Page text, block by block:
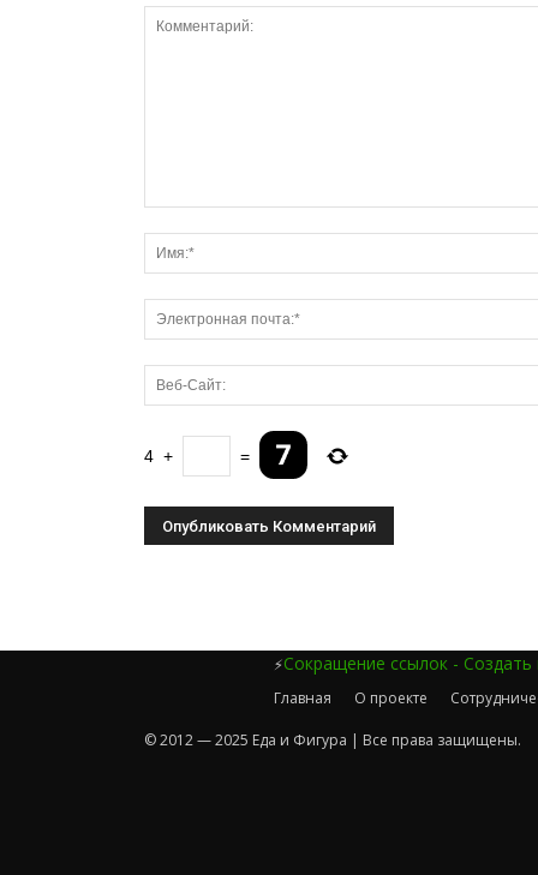
4 + =
⚡Сокращение ссылок - Создать
Главная О проекте
© 2012 — 2025 Еда и Фигура | Все права защищены.